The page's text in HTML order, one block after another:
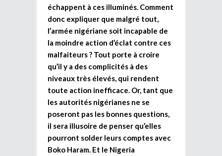
échappent à ces illuminés. Comment
donc expliquer que malgré tout,
l’armée nigériane soit incapable de
la moindre action d’éclat contre ces
malfaiteurs ? Tout porte à croire
qu’il y a des complicités à des
niveaux très élevés, qui rendent
toute action inefficace. Or, tant que
les autorités nigérianes ne se
poseront pas les bonnes questions,
il sera illusoire de penser qu’elles
pourront solder leurs comptes avec
Boko Haram. Et le Nigeria